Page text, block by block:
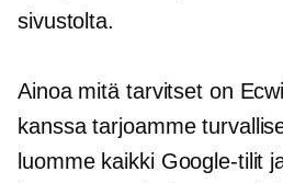
sivustolta.
Ainoa mitä tarvitset on
kanssa tarjoamme
luomme kaikki Google-tilit